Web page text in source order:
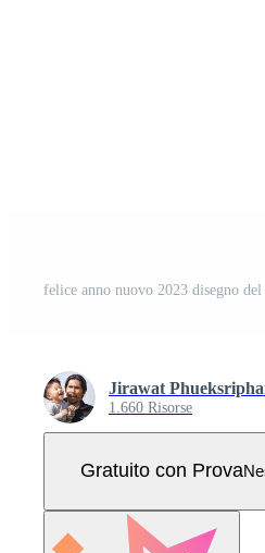
Jirawat
1.660 Risorse
Gratuito con Prova